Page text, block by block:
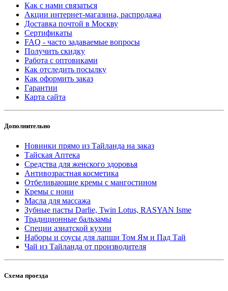
Как с нами связаться
Акции интернет-магазина, распродажа
Доставка почтой в Москву
Сертификаты
FAQ - часто задаваемые вопросы
Получить скидку
Работа с оптовиками
Как отследить посылку
Как оформить заказ
Гарантии
Карта сайта
Дополнительно
Новинки прямо из Тайланда на заказ
Тайская Аптека
Средства для женского здоровья
Антивозрастная косметика
Отбеливающие кремы с мангостином
Кремы с нони
Масла для массажа
Зубные пасты Darlie, Twin Lotus, RASYAN Isme
Традиционные бальзамы
Специи азиатской кухни
Наборы и соусы для лапши Том Ям и Пад Тай
Чай из Тайланда от производителя
Схема проезда